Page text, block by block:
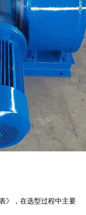
》，在选型过程中主要